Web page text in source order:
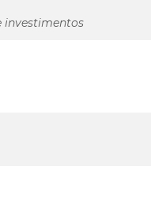
investimentos